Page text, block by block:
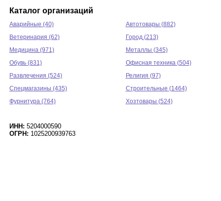
Каталог организаций
Аварийные (40)
Автотовары (882)
Ветеринария (62)
Город (213)
Медицина (971)
Металлы (345)
Обувь (831)
Офисная техника (504)
Развлечения (524)
Религия (97)
Спецмагазины (435)
Строительные (1464)
Фурнитура (764)
Хозтовары (524)
ИНН: 5204000590
ОГРН: 1025200939763